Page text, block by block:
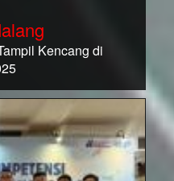
Kencang di